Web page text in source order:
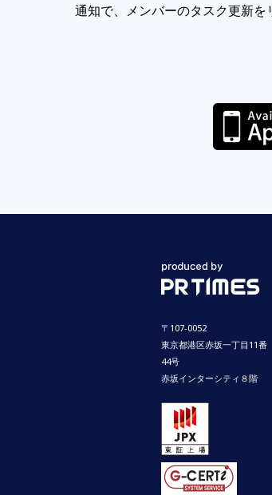
通知で、メンバーのタスク更新を
〒107-0052
東京都港区赤坂一丁目11番
44号
赤坂インターシティ８階